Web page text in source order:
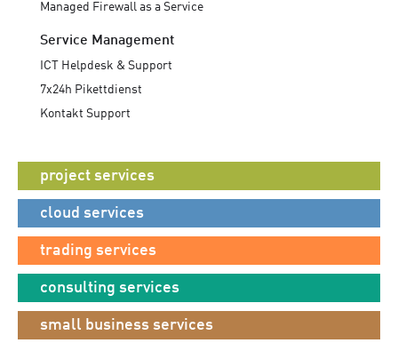
Managed Firewall as a Service
Service Management
ICT Helpdesk & Support
7x24h Pikettdienst
Kontakt Support
project services
cloud services
trading services
consulting services
small business services